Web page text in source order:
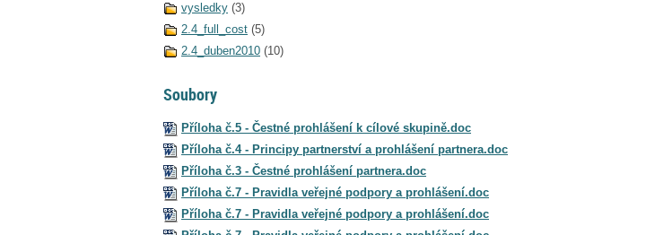
vysledky (3)
2.4_full_cost (5)
2.4_duben2010 (10)
Soubory
Příloha č.5 - Čestné prohlášení k cílové skupině.doc
Příloha č.4 - Principy partnerství a prohlášení partnera.doc
Příloha č.3 - Čestné prohlášení partnera.doc
Příloha č.7 - Pravidla veřejné podpory a prohlášení.doc
Příloha č.7 - Pravidla veřejné podpory a prohlášení.doc